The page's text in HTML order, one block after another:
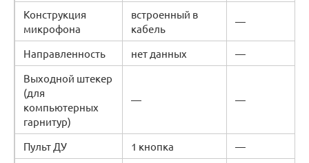
Конструкция
микрофона
встроенный в
кабель
—
Направленность нет данных
—
Выходной штекер
(для
компьютерных
гарнитур)
— —
Пульт ДУ 1 кнопка
—